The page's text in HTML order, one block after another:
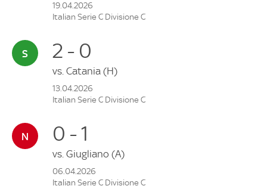
19.04.2026
Italian Serie C Divisione C
2 - 0
vs. Catania (H)
13.04.2026
Italian Serie C Divisione C
0 - 1
vs. Giugliano (A)
06.04.2026
Italian Serie C Divisione C